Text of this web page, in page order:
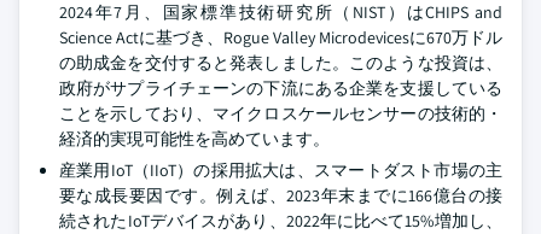
2024年7月、国家標準技術研究所（NIST）はCHIPS and
Science Actに基づき、Rogue Valley Microdevicesに670万ドル
の助成金を交付すると発表しました。このような投資は、
政府がサプライチェーンの下流にある企業を支援している
ことを示しており、マイクロスケールセンサーの技術的・
経済的実現可能性を高めています。
産業用IoT（IIoT）の採用拡大は、スマートダスト市場の主
要な成長要因です。例えば、2023年末までに166億台の接
続されたIoTデバイスがあり、2022年に比べて15%増加し、